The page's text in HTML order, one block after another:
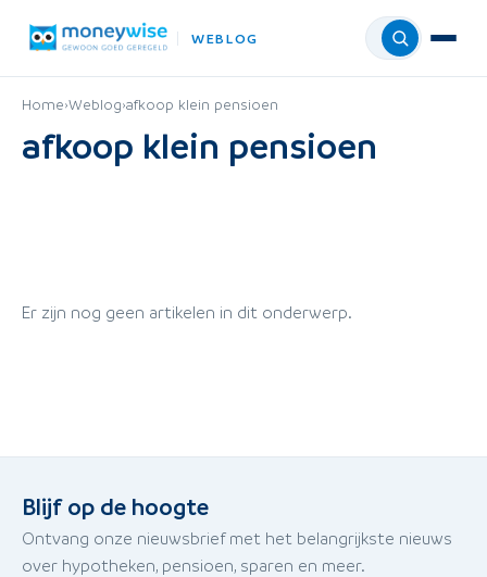
WEBLOG Menu
Home›Weblog›afkoop klein pensioen
afkoop klein pensioen
Er zijn nog geen artikelen in dit onderwerp.
Blijf op de hoogte
Ontvang onze nieuwsbrief met het belangrijkste nieuws
over hypotheken, pensioen, sparen en meer.